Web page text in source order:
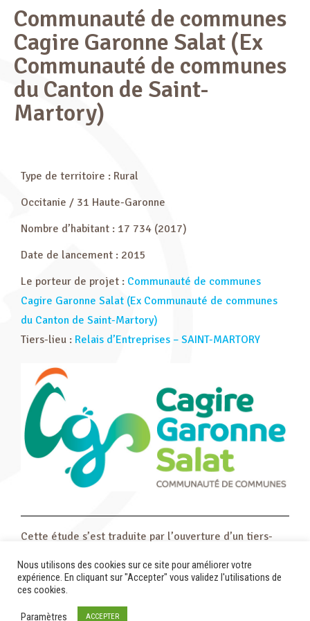
Communauté de communes
Cagire Garonne Salat (Ex
Communauté de communes
du Canton de Saint-
Martory)
Type de territoire : Rural
Occitanie / 31 Haute-Garonne
Nombre d’habitant : 17 734 (2017)
Date de lancement : 2015
Le porteur de projet : Communauté de communes
Cagire Garonne Salat (Ex Communauté de communes
du Canton de Saint-Martory)
Tiers-lieu : Relais d’Entreprises – SAINT-MARTORY
Cette étude s’est traduite par l’ouverture d’un tiers-
partagé pouvant accueillir deux personnes.
Nous utilisons des cookies sur ce site pour améliorer votre
expérience. En cliquant sur "Accepter" vous validez l'utilisations de
ces cookies.
Paramètres ACCEPTER